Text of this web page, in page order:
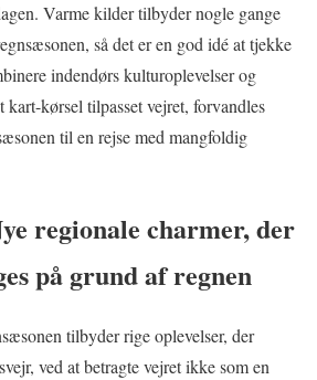
Varme kilder tilbyder nogle gange
så det er en god idé at tjekke
indendørs kulturoplevelser og
kart-kørsel tilpasset vejret, forvandles
til en rejse med mangfoldig
regionale charmer, der
på grund af regnen
tilbyder rige oplevelser, der
ved at betragte vejret ikke som en